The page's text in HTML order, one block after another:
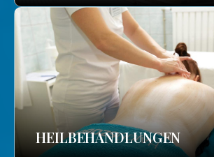
HEILBEHANDLUNGEN